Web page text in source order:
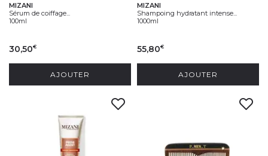
MIZANI
Sérum de coiffage...
100ml
30,50€
AJOUTER
MIZANI
Shampoing hydratant intense...
1000ml
55,80€
AJOUTER